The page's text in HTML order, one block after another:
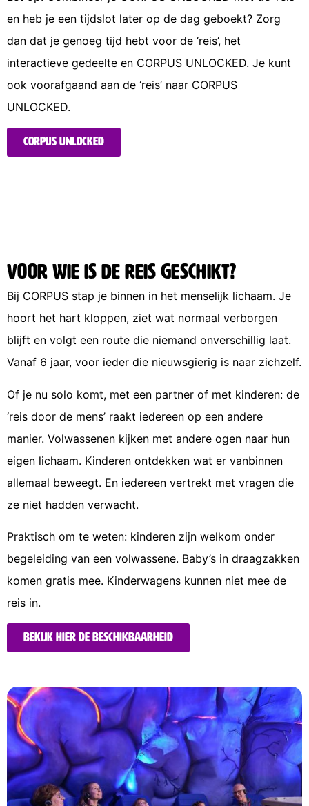
en heb je een tijdslot later op de dag geboekt? Zorg
dan dat je genoeg tijd hebt voor de ‘reis’, het
interactieve gedeelte en CORPUS UNLOCKED. Je kunt
ook voorafgaand aan de ‘reis’ naar CORPUS
UNLOCKED.
CORPUS UNLOCKED
voor wie is de reis geschikt?
Bij CORPUS stap je binnen in het menselijk lichaam. Je
hoort het hart kloppen, ziet wat normaal verborgen
blijft en volgt een route die niemand onverschillig laat.
Vanaf 6 jaar, voor ieder die nieuwsgierig is naar zichzelf.
Of je nu solo komt, met een partner of met kinderen: de
‘reis door de mens’ raakt iedereen op een andere
manier. Volwassenen kijken met andere ogen naar hun
eigen lichaam. Kinderen ontdekken wat er vanbinnen
allemaal beweegt. En iedereen vertrekt met vragen die
ze niet hadden verwacht.
Praktisch om te weten: kinderen zijn welkom onder
begeleiding van een volwassene. Baby’s in draagzakken
komen gratis mee. Kinderwagens kunnen niet mee de
reis in.
Bekijk hier de beschikbaarheid